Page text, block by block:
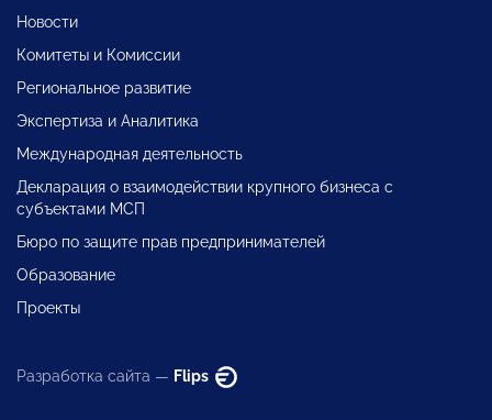
Новости
Комитеты и Комиссии
Региональное развитие
Экспертиза и Аналитика
Международная деятельность
Декларация о взаимодействии крупного бизнеса с
субъектами МСП
Бюро по защите прав предпринимателей
Образование
Проекты
Разработка сайта — Flips